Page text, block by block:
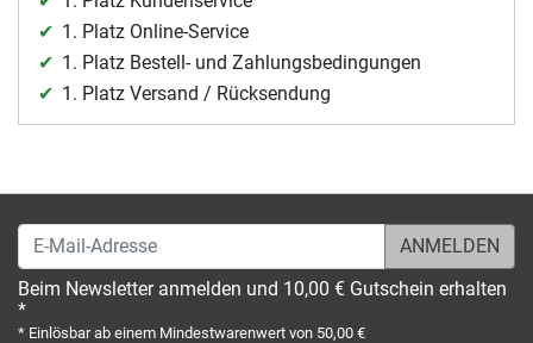
1. Platz Online-Service
1. Platz Bestell- und Zahlungsbedingungen
1. Platz Versand / Rücksendung
E-Mail-Adresse
Beim Newsletter anmelden und 10,00 € Gutschein erhalten
*
* Einlösbar ab einem Mindestwarenwert von 50,00 €